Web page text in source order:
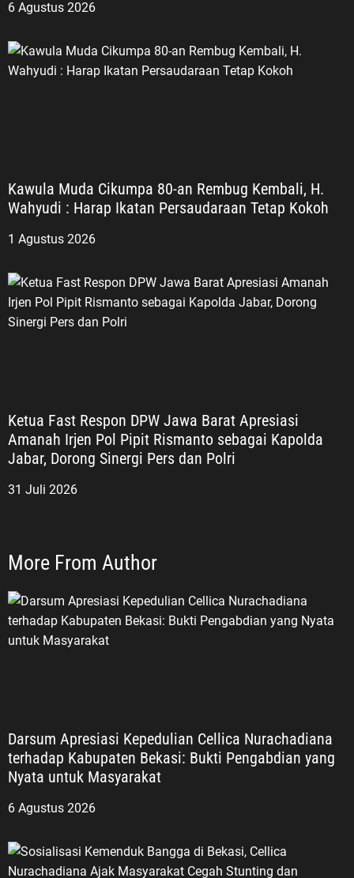
6 Agustus 2026
Kawula Muda Cikumpa 80-an Rembug Kembali, H.
Wahyudi : Harap Ikatan Persaudaraan Tetap Kokoh
1 Agustus 2026
Ketua Fast Respon DPW Jawa Barat Apresiasi
Amanah Irjen Pol Pipit Rismanto sebagai Kapolda
Jabar, Dorong Sinergi Pers dan Polri
31 Juli 2026
More From Author
Darsum Apresiasi Kepedulian Cellica Nurachadiana
terhadap Kabupaten Bekasi: Bukti Pengabdian yang
Nyata untuk Masyarakat
6 Agustus 2026